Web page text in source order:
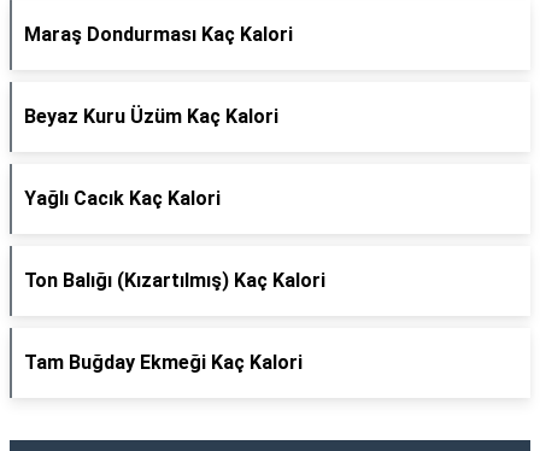
Maraş Dondurması Kaç Kalori
Beyaz Kuru Üzüm Kaç Kalori
Yağlı Cacık Kaç Kalori
Ton Balığı (Kızartılmış) Kaç Kalori
Tam Buğday Ekmeği Kaç Kalori